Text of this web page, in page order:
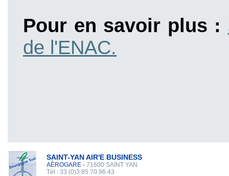
Pour en savoir plus :
de l'ENAC.
SAINT-YAN AIR'E BUSINESS
AÈROGARE - 71600 SAINT YAN
Tél : 33 (0)3 85 70 96 43